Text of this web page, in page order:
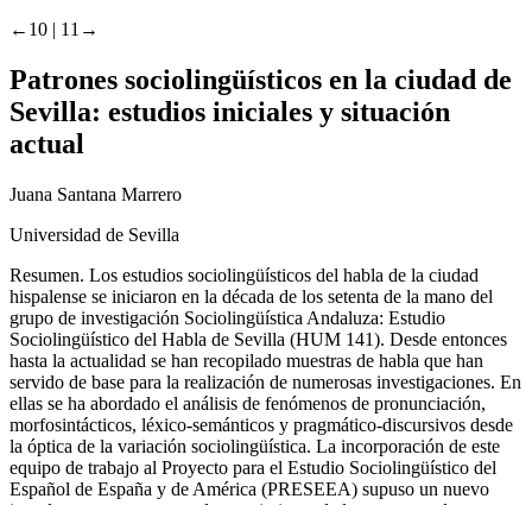
←10 | 11→
Patrones sociolingüísticos en la ciudad de
Sevilla: estudios iniciales y situación
actual
Juana Santana Marrero
Universidad de Sevilla
Resumen. Los estudios sociolingüísticos del habla de la ciudad
hispalense se iniciaron en la década de los setenta de la mano del
grupo de investigación Sociolingüística Andaluza: Estudio
Sociolingüístico del Habla de Sevilla (HUM 141). Desde entonces
hasta la actualidad se han recopilado muestras de habla que han
servido de base para la realización de numerosas investigaciones. En
ellas se ha abordado el análisis de fenómenos de pronunciación,
morfosintácticos, léxico-semánticos y pragmático-discursivos desde
la óptica de la variación sociolingüística. La incorporación de este
equipo de trabajo al Proyecto para el Estudio Sociolingüístico del
Español de España y de América (PRESEEA) supuso un nuevo